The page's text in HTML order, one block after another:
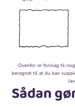
Ovenfor er forslag til
beregnet til at du kan
Sådan